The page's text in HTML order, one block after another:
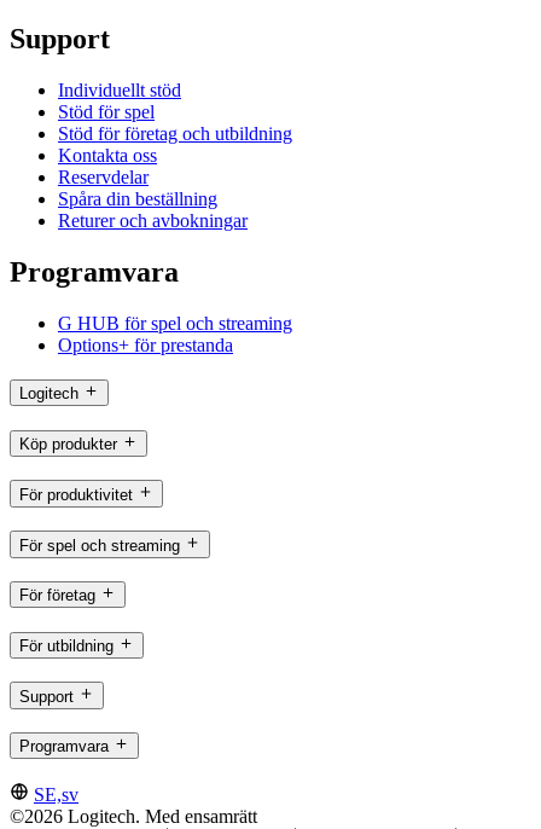
Support
Individuellt stöd
Stöd för spel
Stöd för företag och utbildning
Kontakta oss
Reservdelar
Spåra din beställning
Returer och avbokningar
Programvara
G HUB för spel och streaming
Options+ för prestanda
Logitech
Köp produkter
För produktivitet
För spel och streaming
För företag
För utbildning
Support
Programvara
SE,sv
©2026 Logitech. Med ensamrätt